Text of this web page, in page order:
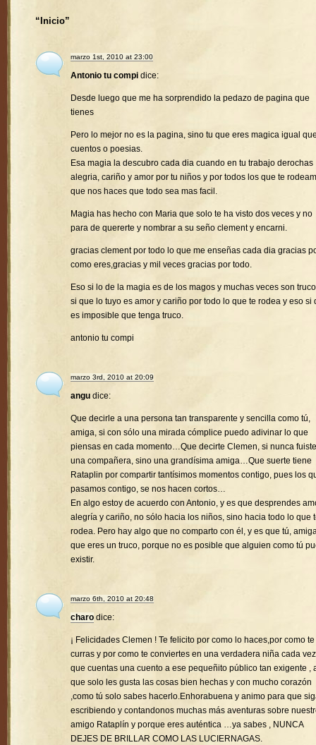
“Inicio”
marzo 1st, 2010 at 23:00
Antonio tu compi dice:
Desde luego que me ha sorprendido la pedazo de pagina que
tienes
Pero lo mejor no es la pagina, sino tu que eres magica igual
cuentos o poesias.
Esa magia la descubro cada dia cuando en tu trabajo derochas
alegria, cariño y amor por tu niños y por todos los que te
que nos haces que todo sea mas facil.
Magia has hecho con Maria que solo te ha visto dos veces y no
para de quererte y nombrar a su seño clement y encarni.
gracias clement por todo lo que me enseñas cada dia gracias
como eres,gracias y mil veces gracias por todo.
Eso si lo de la magia es de los magos y muchas veces son
si que lo tuyo es amor y cariño por todo lo que te rodea y eso si
es imposible que tenga truco.
antonio tu compi
marzo 3rd, 2010 at 20:09
angu dice:
Que decirle a una persona tan transparente y sencilla como tú,
amiga, si con sólo una mirada cómplice puedo adivinar lo que
piensas en cada momento…Que decirte Clemen, si nunca fuiste
una compañera, sino una grandísima amiga…Que suerte tiene
Rataplin por compartir tantísimos momentos contigo, pues los
pasamos contigo, se nos hacen cortos…
En algo estoy de acuerdo con Antonio, y es que desprendes
alegría y cariño, no sólo hacia los niños, sino hacia todo lo que
rodea. Pero hay algo que no comparto con él, y es que tú,
que eres un truco, porque no es posible que alguien como tú
existir.
marzo 6th, 2010 at 20:48
charo dice:
¡ Felicidades Clemen ! Te felicito por como lo haces,por como
curras y por como te conviertes en una verdadera niña cada vez
que cuentas una cuento a ese pequeñito público tan exigente ,
que solo les gusta las cosas bien hechas y con mucho corazón
,como tú solo sabes hacerlo.Enhorabuena y animo para que
escribiendo y contandonos muchas más aventuras sobre
amigo Rataplín y porque eres auténtica …ya sabes , NUNCA
DEJES DE BRILLAR COMO LAS LUCIERNAGAS.